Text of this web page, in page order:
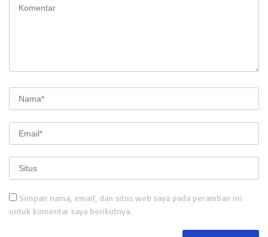
Simpan nama, email, dan situs web saya pada peramban ini
untuk komentar saya berikutnya.